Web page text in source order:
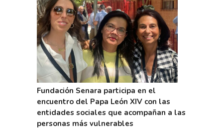
Fundación Senara participa en el
encuentro del Papa León XIV con las
entidades sociales que acompañan a las
personas más vulnerables